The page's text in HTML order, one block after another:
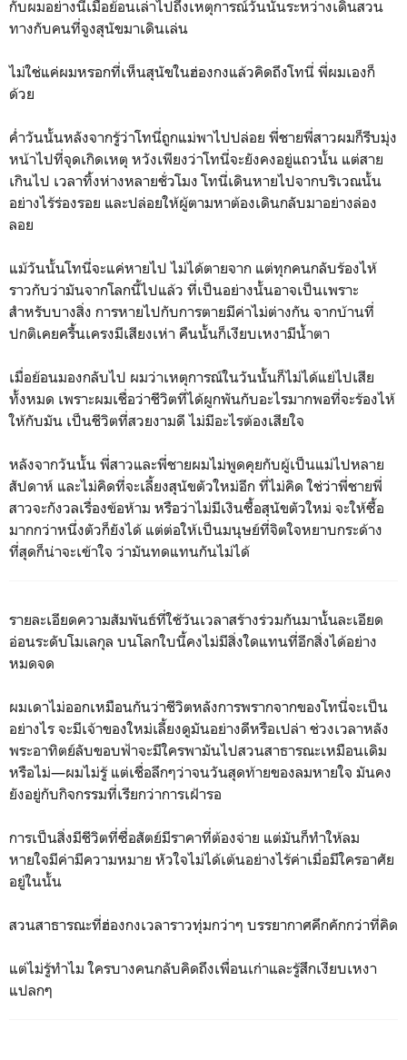
กับผมอย่างนี้เมื่อย้อนเล่าไปถึงเหตุการณ์วันนั้นระหว่างเดินสวน
ทางกับคนที่จูงสุนัขมาเดินเล่น
ไม่ใช่แค่ผมหรอกที่เห็นสุนัขในฮ่องกงแล้วคิดถึงโทนี่ พี่ผมเองก็
ด้วย
ค่ำวันนั้นหลังจากรู้ว่าโทนี่ถูกแม่พาไปปล่อย พี่ชายพี่สาวผมก็รีบมุ่ง
หน้าไปที่จุดเกิดเหตุ หวังเพียงว่าโทนี่จะยังคงอยู่แถวนั้น แต่สาย
เกินไป เวลาทิ้งห่างหลายชั่วโมง โทนี่เดินหายไปจากบริเวณนั้น
อย่างไร้ร่องรอย และปล่อยให้ผู้ตามหาต้องเดินกลับมาอย่างล่อง
ลอย
แม้วันนั้นโทนี่จะแค่หายไป ไม่ได้ตายจาก แต่ทุกคนกลับร้องไห้
ราวกับว่ามันจากโลกนี้ไปแล้ว ที่เป็นอย่างนั้นอาจเป็นเพราะ
สำหรับบางสิ่ง การหายไปกับการตายมีค่าไม่ต่างกัน จากบ้านที่
ปกติเคยครื้นเครงมีเสียงเห่า คืนนั้นก็เงียบเหงามีน้ำตา
เมื่อย้อนมองกลับไป ผมว่าเหตุการณ์ในวันนั้นก็ไม่ได้แย่ไปเสีย
ทั้งหมด เพราะผมเชื่อว่าชีวิตที่ได้ผูกพันกับอะไรมากพอที่จะร้องไห้
ให้กับมัน เป็นชีวิตที่สวยงามดี ไม่มีอะไรต้องเสียใจ
หลังจากวันนั้น พี่สาวและพี่ชายผมไม่พูดคุยกับผู้เป็นแม่ไปหลาย
สัปดาห์ และไม่คิดที่จะเลี้ยงสุนัขตัวใหม่อีก ที่ไม่คิด ใช่ว่าพี่ชายพี่
สาวจะกังวลเรื่องข้อห้าม หรือว่าไม่มีเงินซื้อสุนัขตัวใหม่ จะให้ซื้อ
มากกว่าหนึ่งตัวก็ยังได้ แต่ต่อให้เป็นมนุษย์ที่จิตใจหยาบกระด้าง
ที่สุดก็น่าจะเข้าใจ ว่ามันทดแทนกันไม่ได้
รายละเอียดความสัมพันธ์ที่ใช้วันเวลาสร้างร่วมกันมานั้นละเอียด
อ่อนระดับโมเลกุล บนโลกใบนี้คงไม่มีสิ่งใดแทนที่อีกสิ่งได้อย่าง
หมดจด
ผมเดาไม่ออกเหมือนกันว่าชีวิตหลังการพรากจากของโทนี่จะเป็น
อย่างไร จะมีเจ้าของใหม่เลี้ยงดูมันอย่างดีหรือเปล่า ช่วงเวลาหลัง
พระอาทิตย์ลับขอบฟ้าจะมีใครพามันไปสวนสาธารณะเหมือนเดิม
หรือไม่—ผมไม่รู้ แต่เชื่อลึกๆว่าจนวันสุดท้ายของลมหายใจ มันคง
ยังอยู่กับกิจกรรมที่เรียกว่าการเฝ้ารอ
การเป็นสิ่งมีชีวิตที่ซื่อสัตย์มีราคาที่ต้องจ่าย แต่มันก็ทำให้ลม
หายใจมีค่ามีความหมาย หัวใจไม่ได้เต้นอย่างไร้ค่าเมื่อมีใครอาศัย
อยู่ในนั้น
สวนสาธารณะที่ฮ่องกงเวลาราวทุ่มกว่าๆ บรรยากาศคึกคักกว่าที่คิด
แต่ไม่รู้ทำไม ใครบางคนกลับคิดถึงเพื่อนเก่าและรู้สึกเงียบเหงา
แปลกๆ